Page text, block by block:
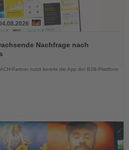
Nachfrage nach
Partner nutzt bereits die App der B2B-Plattform